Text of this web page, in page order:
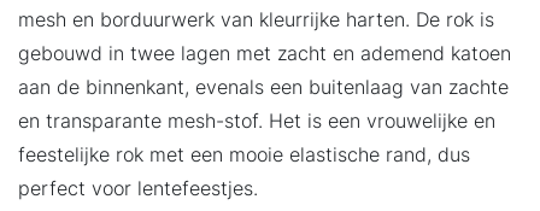
mesh en borduurwerk van kleurrijke harten. De rok is
gebouwd in twee lagen met zacht en ademend katoen
aan de binnenkant, evenals een buitenlaag van zachte
en transparante mesh-stof. Het is een vrouwelijke en
feestelijke rok met een mooie elastische rand, dus
perfect voor lentefeestjes.